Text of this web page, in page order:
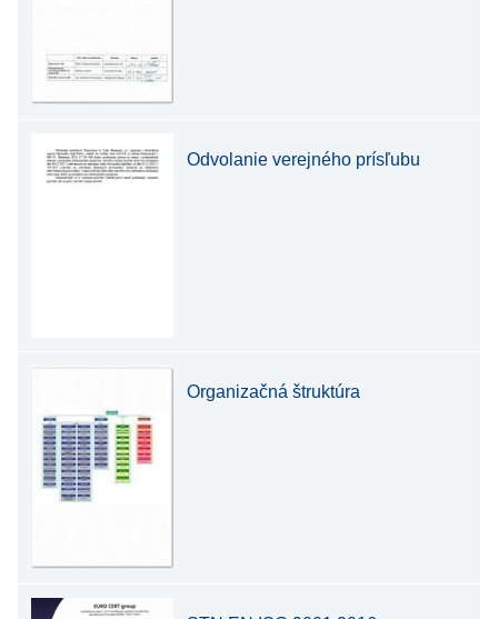
Odvolanie verejného prísľubu
Organizačná štruktúra